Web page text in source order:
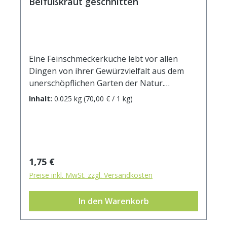
Eine Feinschmeckerküche lebt vor allen
Dingen von ihrer Gewürzvielfalt aus dem
unerschöpflichen Garten der Natur.
Geschnittenes Beifußkraut, auch Jungfern-
oder Sonnenwendkraut genannt, zählt zwar
bitteren Geschmack eine unvergleichliche
Würze in deftige Speisen und Gerichte. Die
Herkunft von Beifuß ist unbekannt.
Botanisch ist der Beifuß ein Verwandter des
Wermuts. Die Blätter der bis zu 2 Meter
hoch werdenden Staude werden abgezupft.
Inhalt: 0.025 kg (70,00 € / 1 kg)
Regulärer Preis:
1,75 €
Preise inkl. MwSt. zzgl. Versandkosten
In den Warenkorb